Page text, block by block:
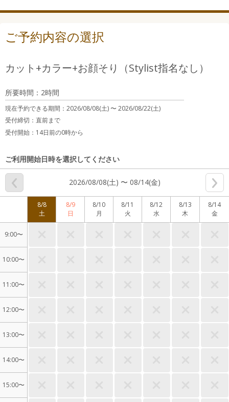
ご予約内容の選択
カット+カラー+お顔そり（Stylist指名なし）
所要時間：2時間
現在予約できる期間： 2026/08/08(土) 〜2026/08/22(土)
受付締切： 直前まで
受付開始： 14日前の0時から
ご利用開始日時を選択してください
2026/08/08(土) 〜 08/14(金)
8/8
土
8/9
日
8/10
月
8/11
火
8/12
水
8/13
木
8/14
金
9:00〜
10:00〜
11:00〜
12:00〜
13:00〜
14:00〜
15:00〜